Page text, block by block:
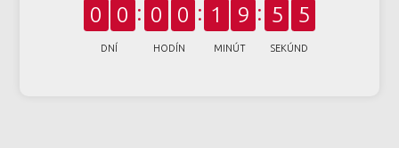
0 0
DNÍ
0 0
HODÍN
1 9
MINÚT
5 4
SEKÚND